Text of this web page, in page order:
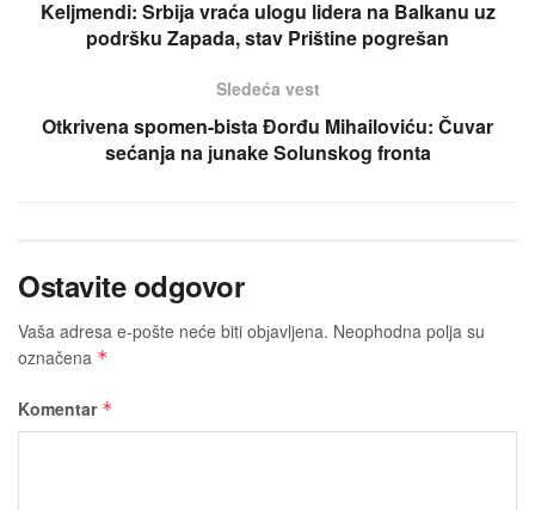
Keljmendi: Srbiјa vraća ulogu lidera na Balkanu uz
podršku Zapada, stav Prištine pogrešan
Sledeća vest
Otkrivena spomen-bista Đorđu Mihailoviću: Čuvar
sećanja na јunake Solunskog fronta
Ostavite odgovor
Vaša adresa e-pošte neće biti obјavljena. Neophodna polja su
označena *
Komentar *